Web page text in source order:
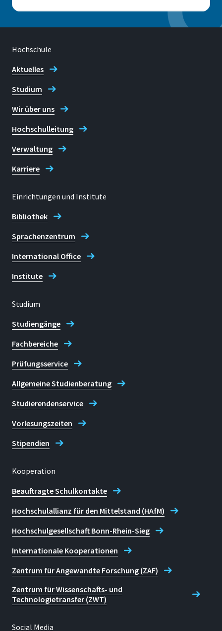
Sankt Augustin
Raum
F 404
Grantham-Allee 20
53757, Sankt Augustin
+49 2241 865 9832
Stephanie Lorek
Hochschule
Aktuelles
Studium
Wir über uns
Hochschulleitung
Verwaltung
Karriere
Einrichtungen und Institute
Bibliothek
Sprachenzentrum
International Office
Institute
Studium
Studiengänge
Fachbereiche
Prüfungsservice
Allgemeine Studienberatung
Studierendenservice
Vorlesungszeiten
Stipendien
Kooperation
Beauftragte Schulkontakte
Hochschulallianz für den Mittelstand (HAfM)
Hochschulgesellschaft Bonn-Rhein-Sieg
Internationale Kooperationen
Zentrum für Angewandte Forschung (ZAF)
Zentrum für Wissenschafts- und
Technologietransfer (ZWT)
Social Media